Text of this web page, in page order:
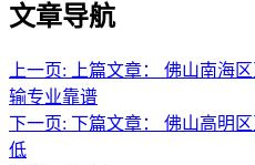
文章导航
上一页: 上篇文章：
佛山南海
输专业靠谱
下一页: 下篇文章：
佛山高明
低